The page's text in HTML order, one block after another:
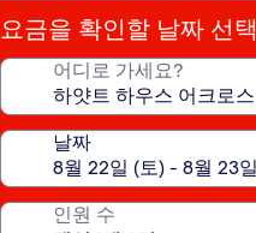
시
설
요금을 확인할 날짜 선택
어디로 가세요?
날짜
인원 수